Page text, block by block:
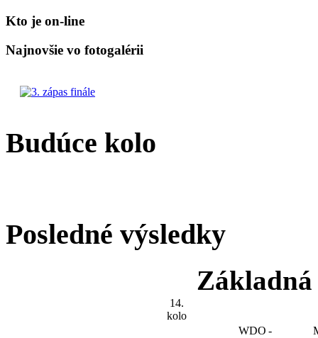
Kto je on-line
Najnovšie vo fotogalérii
Budúce kolo
Posledné výsledky
Základná
14.
kolo
WDO -